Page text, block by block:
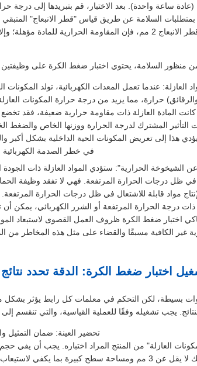
ساعة واحدة). بعد الاختبار، قم بتبريدها إلى درجة
بمتطلبات السلامة عن طريق قياس "قطر الانبعاج"
المادة العازلة. إذا لم يتجاوز قطر الانبعاج 2 مم، فإن المقاومة الحرارية للمادة
منظور السلامة، يحتوي اختبار ضغط الكرة على
عندما تعمل المعدات الكهربائية، تولد المكونات
حرارة، مما يزيد من درجة حرارة المكونات
كانت المادة العازلة ذات مقاومة حرارية ضعيفة، فقد
التأثير المشترك لدرجة الحرارة ووزنها الخاص والضغط
هذا إلى تعريض المكونات الحية الداخلية بشكل أكبر
في خطر الصدمة الكهربائية
الحرارية": ستؤدي المواد العازلة ذات الجودة
في ظل درجات الحرارة المرتفعة. فهي لا تفقد وظيفة
مواد قابلة للاشتعال في ظل درجات الحرارة المرتفعة.
ذات درجة الحرارة المرتفعة أو الشرر الكهربائي، يمكن
اختبار ضغط الكرة ظروف العمل القصوى لاستبعاد
غير الكافية مسبقًا والقضاء على مثل هذه المخاطر من
اختبار ضغط الكرة: الدقة تحدد نتائج
بسيطة، لكن التحكم في معلمات كل رابط يؤثر بشكل
يجب تشغيله وفقًا للعملية القياسية، والتي تنقسم إلى 5 خطوات:
تحضير العينة: ضمان التمثيل
العازلة" من المنتج المراد اختباره. يجب أن يفي حجم
بمتطلبات الاختبار (عادةً سمك لا يقل عن 3 مم ومساحة سطح كبيرة بما يكفي